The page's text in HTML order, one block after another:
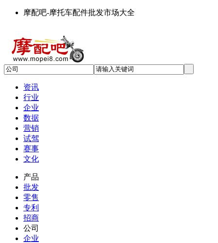
摩配吧-摩托车配件批发市场大全
资讯
行业
企业
数据
营销
试驾
赛事
文化
产品
批发
零售
专利
招商
公司
企业